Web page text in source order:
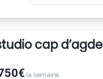
cap d’agde
la semaine